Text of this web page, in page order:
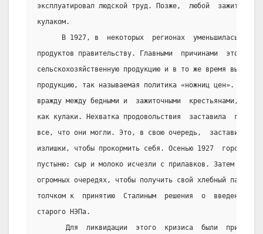
эксплуатировал людской труд. Позже,  любой  зажиточный
кулаком.
В 1927, в  некоторых  регионах  уменьшилась
продуктов правительству. Главными  причинами  этого
сельскохозяйственную продукцию и в то же время
продукцию, так называемая политика «ножниц цен». Это
вражду между бедными и  зажиточными  крестьянами,
как кулаки. Нехватка продовольствия  заставила
все, что они могли. Это, в свою очередь,  заставило
излишки, чтобы прокормить себя. Осенью 1927  городские
пустыню: сыр и молоко исчезли с прилавков. Затем
огромных очередях, чтобы получить свой хлебный паёк.
толчком к  принятию  Сталиным  решения  о  введении
старого НЭПа.
Для  ликвидации  этого  кризиса  были  приняты